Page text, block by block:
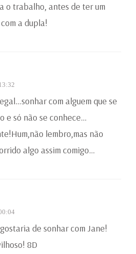
o trabalho, antes de ter um
a dupla!
com alguem que se
e só não se conhece…
lembro,mas não
algo assim comigo…
de sonhar com Jane!
8D